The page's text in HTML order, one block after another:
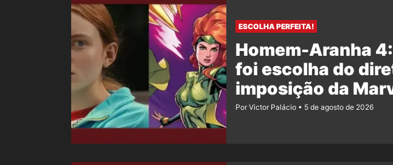
ESCOLHA PERFEITA!
Homem-Aranha
foi escolha do
imposição da
Por Victor Palácio 5 de agosto de 2026